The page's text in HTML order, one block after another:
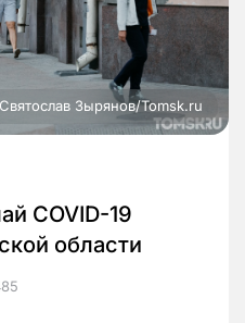
Зырянов/Tomsk.ru
COVID-19
области